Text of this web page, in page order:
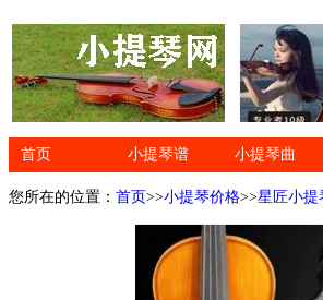
首页 小提琴谱 小提琴曲
您所在的位置： 首页>>小提琴价格>>星匠小提